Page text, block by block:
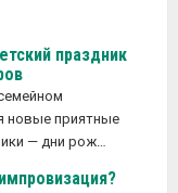
праздник
новые приятные
— дни рож…